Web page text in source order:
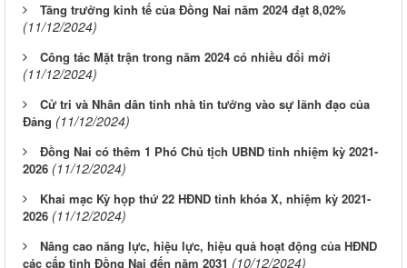
Tăng trưởng kinh tế của Đồng Nai năm 2024 đạt 8,02%
(11/12/2024)
Công tác Mặt trận trong năm 2024 có nhiều đổi mới
(11/12/2024)
Cử tri và Nhân dân tỉnh nhà tin tưởng vào sự lãnh đạo của
Đảng (11/12/2024)
Đồng Nai có thêm 1 Phó Chủ tịch UBND tỉnh nhiệm kỳ 2021-
2026 (11/12/2024)
Khai mạc Kỳ họp thứ 22 HĐND tỉnh khóa X, nhiệm kỳ 2021-
2026 (11/12/2024)
Nâng cao năng lực, hiệu lực, hiệu quả hoạt động của HĐND
các cấp tỉnh Đồng Nai đến năm 2031 (10/12/2024)